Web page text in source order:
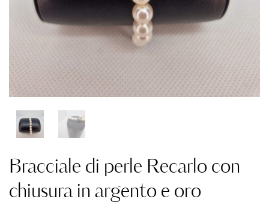
Bracciale di perle Recarlo con
chiusura in argento e oro